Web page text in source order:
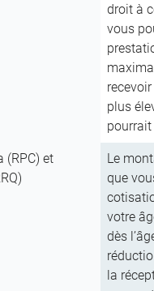
droit à
vous
plus
(RPC) et
Le
que
votre
dès
la